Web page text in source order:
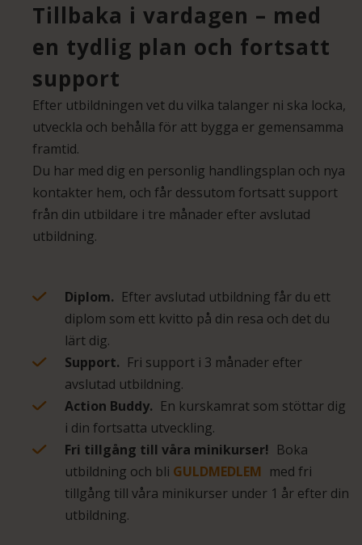
Tillbaka i vardagen – med
en tydlig plan och fortsatt
support
Efter utbildningen vet du vilka talanger ni ska locka,
utveckla och behålla för att bygga er gemensamma
framtid.
Du har med dig en personlig handlingsplan och nya
kontakter hem, och får dessutom fortsatt support
från din utbildare i tre månader efter avslutad
utbildning.
Diplom. Efter avslutad utbildning får du ett
diplom som ett kvitto på din resa och det du
lärt dig.
Support. Fri support i 3 månader efter
avslutad utbildning.
Action Buddy. En kurskamrat som stöttar dig
i din fortsatta utveckling.
Fri tillgång till våra minikurser! Boka
utbildning och bli GULDMEDLEM med fri
tillgång till våra minikurser under 1 år efter din
utbildning.